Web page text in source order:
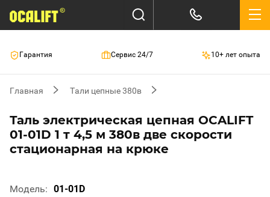
Гарантия Сервис 24/7 10+ лет опыта
Главная Тали цепные 380в
Таль электрическая цепная OCALIFT
01-01D 1 т 4,5 м 380в две скорости
стационарная на крюке
Модель 01-01D